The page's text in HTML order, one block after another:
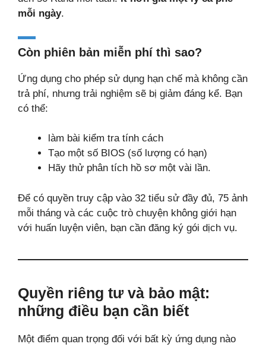
mỗi ngày.
Còn phiên bản miễn phí thì sao?
Ứng dụng cho phép sử dụng hạn chế mà không cần
trả phí, nhưng trải nghiệm sẽ bị giảm đáng kể. Bạn
có thể:
làm bài kiểm tra tính cách
Tạo một số BIOS (số lượng có hạn)
Hãy thử phân tích hồ sơ một vài lần.
Để có quyền truy cập vào 32 tiểu sử đầy đủ, 75 ảnh
mỗi tháng và các cuộc trò chuyện không giới hạn
với huấn luyện viên, bạn cần đăng ký gói dịch vụ.
Quyền riêng tư và bảo mật:
những điều bạn cần biết
Một điểm quan trọng đối với bất kỳ ứng dụng nào